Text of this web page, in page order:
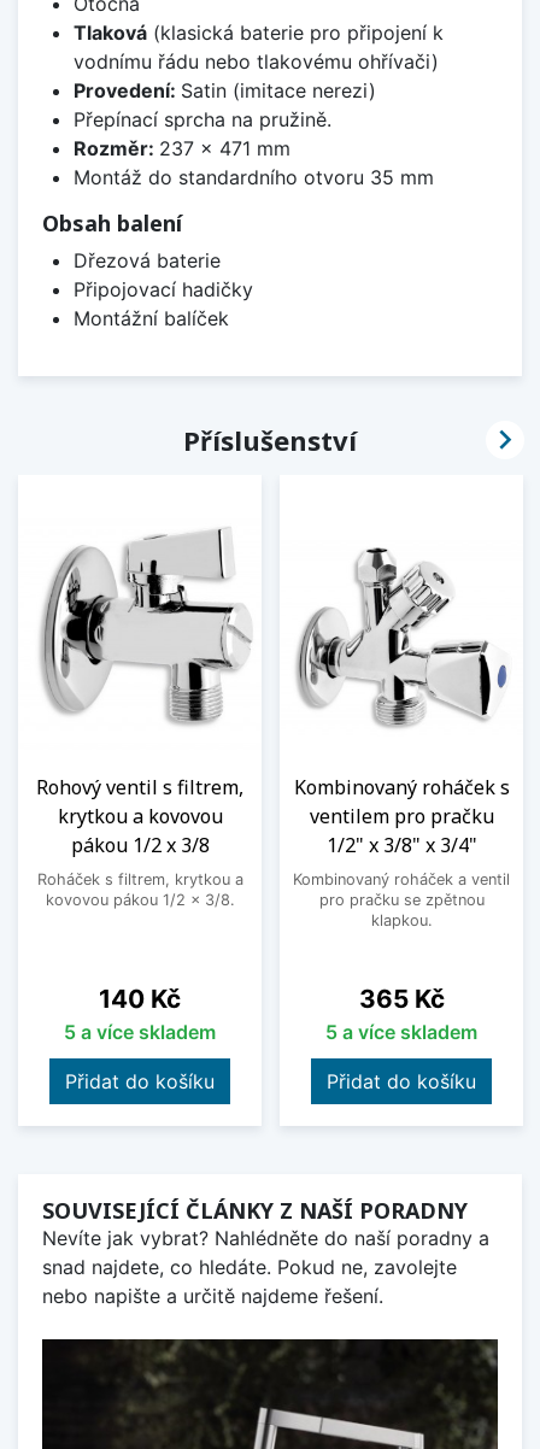
Tlaková(klasická baterie pro připojení k
vodnímu řádu nebo tlakovému ohřívači)
Provedení: Satin (imitace nerezi)
Přepínací sprcha na pružině.
Rozměr: 237 x 471 mm
Montáž do standardního otvoru 35 mm
Obsah balení
Dřezová baterie
Připojovací hadičky
Montážní balíček
Příslušenství
Rohový ventil s filtrem,
krytkou a kovovou
pákou 1/2 x 3/8
Roháček s filtrem, krytkou a
kovovou pákou 1/2 x 3/8.
Cena
140 Kč
5 a více skladem
Přidat do košíku
Kombinovaný roháček s
ventilem pro pračku
1/2" x 3/8" x 3/4"
Kombinovaný roháček a ventil
pro pračku se zpětnou
klapkou.
Cena
365 Kč
5 a více skladem
Přidat do košíku

SOUVISEJÍCÍ ČLÁNKY Z NAŠÍ PORADNY
Nevíte jak vybrat? Nahlédněte do naší poradny a
snad najdete, co hledáte. Pokud ne, zavolejte
nebo napište a určitě najdeme řešení.